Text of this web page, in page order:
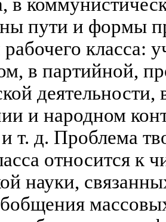
пути и формы
класса:
в партийной,
деятельности,
и народном
т. д. Проблема
относится к
науки,